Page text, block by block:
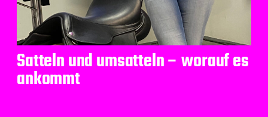
Satteln und umsatteln – worauf es
ankommt